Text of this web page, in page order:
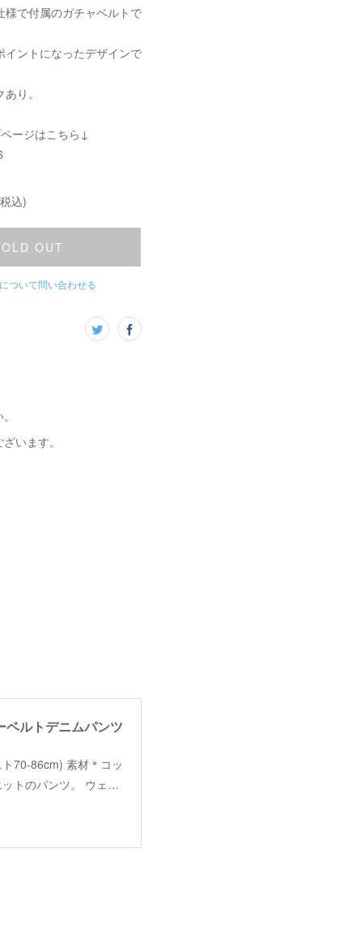
様で付属のガチャベルトで
イントになったデザインで
り。
ージはこちら↓
込)
OUT
ついて問い合わせる
います。
ベルトデニムパンツ
70-86cm) 素材＊コッ
ットのパンツ。 ウェ…